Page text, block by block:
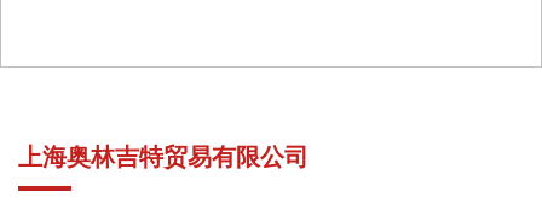
上海奥林吉特贸易有限公司